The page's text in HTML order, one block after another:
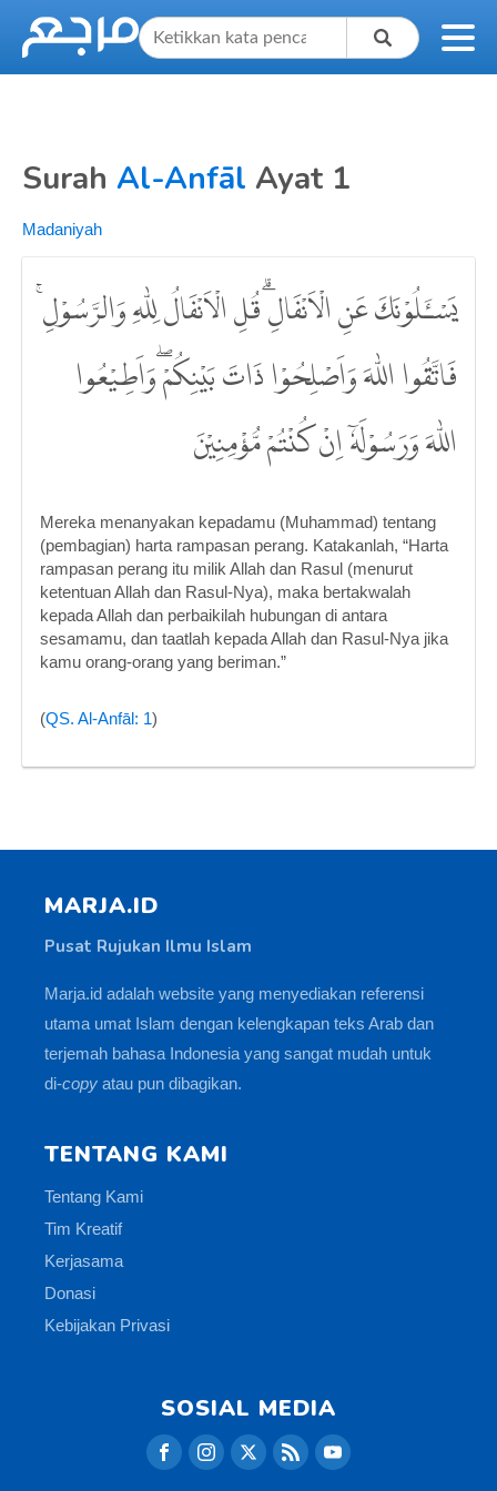
Surah Al-Anfāl Ayat 1
Madaniyah
يَسْـَٔلُوْنَكَ عَنِ الْاَنْفَالِۗ قُلِ الْاَنْفَالُ لِلّٰهِ وَالرَّسُوْلِۚ
فَاتَّقُوا اللّٰهَ وَاَصْلِحُوْا ذَاتَ بَيْنِكُمْ ۖوَاَطِيْعُوا
اللّٰهَ وَرَسُوْلَهٗٓ اِنْ كُنْتُمْ مُّؤْمِنِيْنَ
Mereka menanyakan kepadamu (Muhammad) tentang
(pembagian) harta rampasan perang. Katakanlah, “Harta
rampasan perang itu milik Allah dan Rasul (menurut
ketentuan Allah dan Rasul-Nya), maka bertakwalah
kepada Allah dan perbaikilah hubungan di antara
sesamamu, dan taatlah kepada Allah dan Rasul-Nya jika
kamu orang-orang yang beriman.”
(QS. Al-Anfāl: 1)
MARJA.ID
Pusat Rujukan Ilmu Islam
Marja.id adalah website yang menyediakan referensi
utama umat Islam dengan kelengkapan teks Arab dan
terjemah bahasa Indonesia yang sangat mudah untuk
di-copy atau pun dibagikan.
TENTANG KAMI
Tentang Kami
Tim Kreatif
Kerjasama
Donasi
Kebijakan Privasi
SOSIAL MEDIA